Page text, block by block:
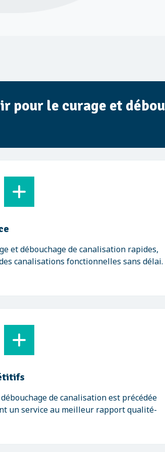
pour le curage et
et débouchage de canalisation rapides,
canalisations fonctionnelles sans délai.
de canalisation est précédée
un service au meilleur rapport qualité-